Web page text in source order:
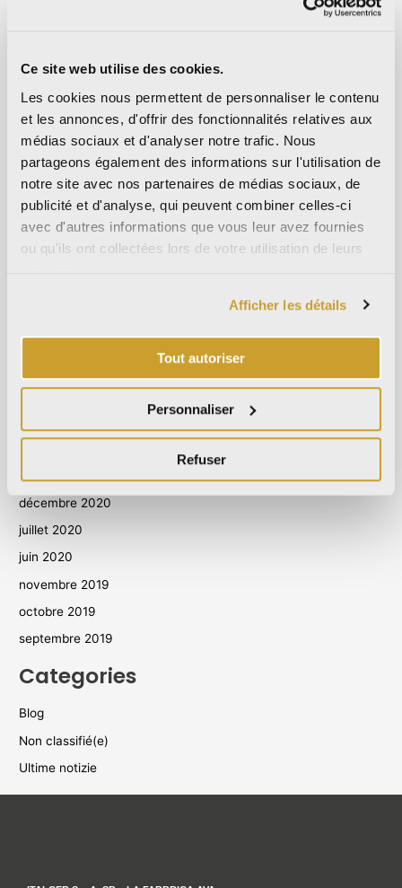
Ce site web utilise des cookies.
Les cookies nous permettent de personnaliser le contenu
et les annonces, d'offrir des fonctionnalités relatives aux
médias sociaux et d'analyser notre trafic. Nous
partageons également des informations sur l'utilisation de
notre site avec nos partenaires de médias sociaux, de
publicité et d'analyse, qui peuvent combiner celles-ci
avec d'autres informations que vous leur avez fournies
ou qu'ils ont collectées lors de votre utilisation de leurs
Afficher les détails
Tout autoriser
Personnaliser
Refuser
septembre 2024
août 2024
juillet 2024
juin 2024
mai 2024
avril 2024
mars 2024
octobre 2023
avril 2023
mars 2022
août 2021
décembre 2020
juillet 2020
juin 2020
novembre 2019
octobre 2019
septembre 2019
Categories
Blog
Non classifié(e)
Ultime notizie